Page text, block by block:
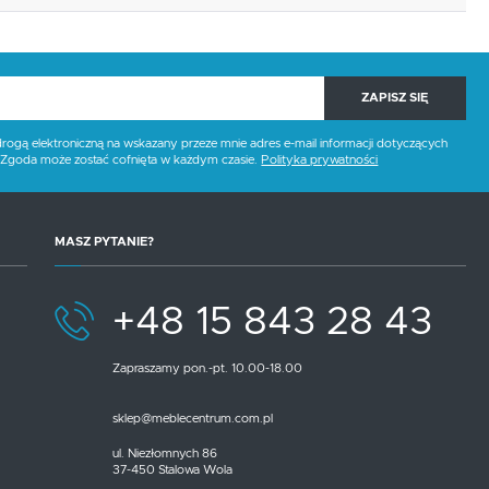
ZAPISZ SIĘ
elektroniczną na wskazany przeze mnie adres e-mail informacji dotyczących
może zostać cofnięta w każdym czasie. Polityka prywatności
MASZ PYTANIE?
+48 15 843 28 43
Zapraszamy pon.-pt. 10.00-18.00
sklep@meblecentrum.com.pl
ul. Niezłomnych 86
37-450 Stalowa Wola